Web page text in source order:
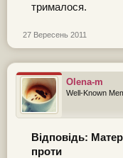
трималося.
27 Вересень 2011
Olena-m
Well-Known
Відповідь:
проти